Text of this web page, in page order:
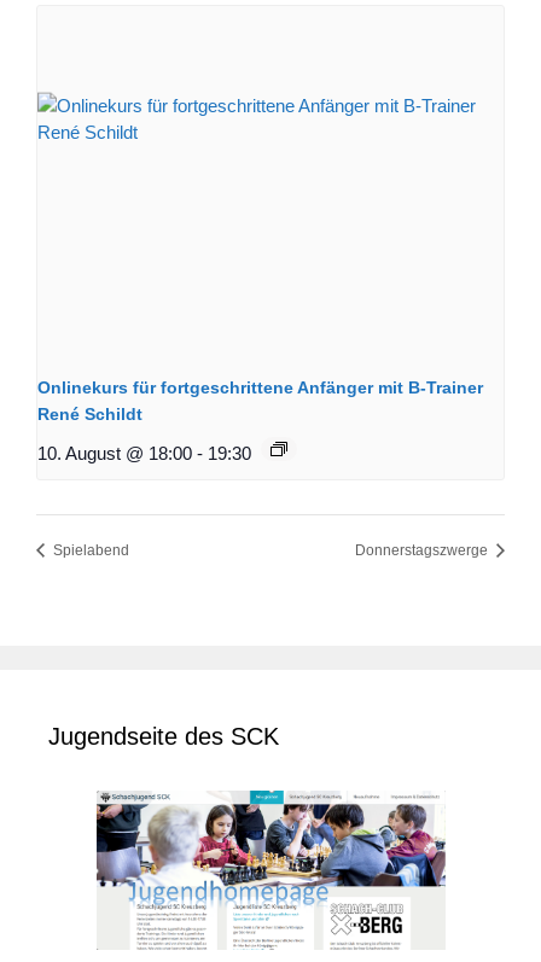
Onlinekurs für fortgeschrittene Anfänger mit B-Trainer
René Schildt
10. August @ 18:00 - 19:30
Spielabend Donnerstagszwerge
Jugendseite des SCK